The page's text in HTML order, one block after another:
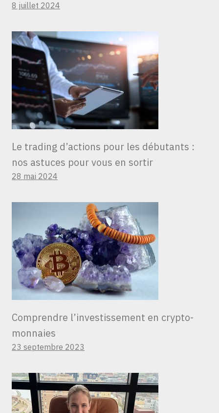
8 juillet 2024
Le trading d’actions pour les débutants :
nos astuces pour vous en sortir
28 mai 2024
Comprendre l’investissement en crypto-
monnaies
23 septembre 2023